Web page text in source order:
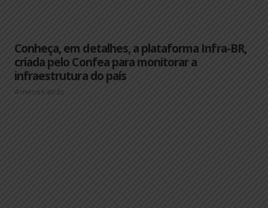
Conheça, em detalhes, a plataforma Infra-BR,
criada pelo Confea para monitorar a
infraestrutura do país
4 meses atrás